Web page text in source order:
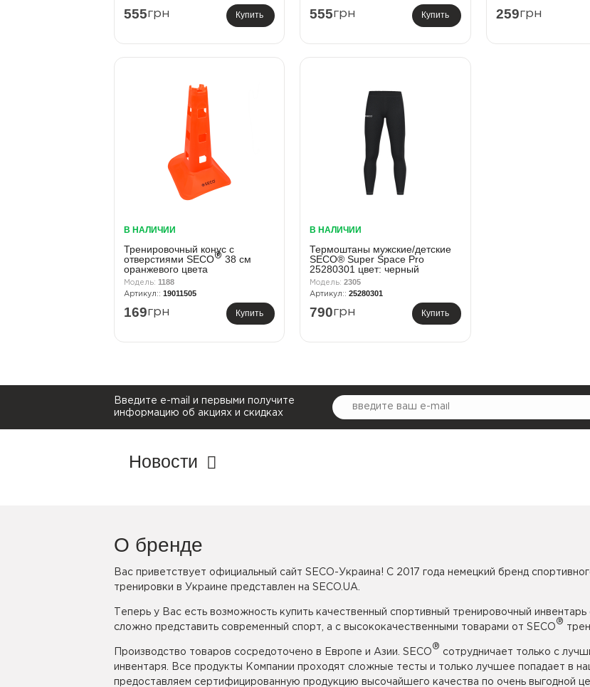
555грн Купить 555грн Купить 259грн
В НАЛИЧИИ
Тренировочный конус с
отверстиями SECO® 38 см
оранжевого цвета
1188
19011505
169грн Купить
В НАЛИЧИИ
Термоштаны мужские/детские
SECO® Super Space Pro
25280301 цвет: черный
2305
25280301
790грн Купить
Введите e-mail и первыми получите
информацию об акциях и скидках
Новости
О бренде
Вас приветствует официальный сайт SECO-Украина! С 2017 года немецкий бренд
тренировки в Украине представлен на SECO.UA.
Теперь у Вас есть возможность купить качественный спортивный тренировочный
сложно представить современный спорт, а с высококачественными товарами от SECO
®
Производство товаров сосредоточено в Европе и Азии. SECO
®
сотрудничает только с
инвентаря. Все продукты Компании проходят сложные тесты и только лучшее попадает в
предоставляем сертифицированную продукцию высочайшего качества по очень выгодной